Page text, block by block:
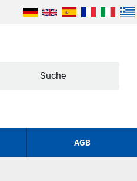
Suche
AGB